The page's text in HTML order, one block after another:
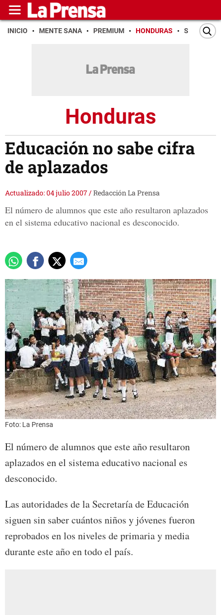
INICIO MENTE SANA PREMIUM HONDURAS SAN PEDRO
Honduras
Educación no sabe cifra
de aplazados
Actualizado: 04 julio 2007/Redacción La Prensa
El número de alumnos que este año resultaron aplazados
en el sistema educativo nacional es desconocido.
Foto: La Prensa
El número de alumnos que este año resultaron
aplazados en el sistema educativo nacional es
desconocido.
Las autoridades de la Secretaría de Educación
siguen sin saber cuántos niños y jóvenes fueron
reprobados en los niveles de primaria y media
durante este año en todo el país.